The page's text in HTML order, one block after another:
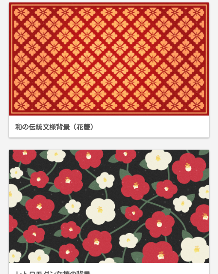
和の伝統文様背景（花菱）